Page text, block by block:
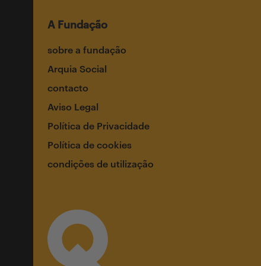
A Fundação
sobre a fundação
Arquia Social
contacto
Aviso Legal
Política de Privacidade
Política de cookies
condições de utilização